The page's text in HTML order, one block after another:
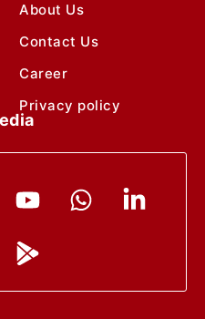
About Us
Contact Us
Career
Privacy policy